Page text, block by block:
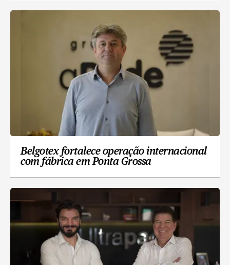
Belgotex fortalece operação internacional
com fábrica em Ponta Grossa